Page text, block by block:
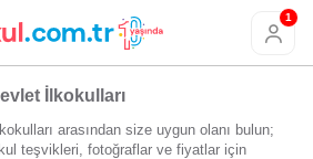
1
İlkokulları
arasından size uygun olanı bulun;
teşvikleri, fotoğraflar ve fiyatlar için